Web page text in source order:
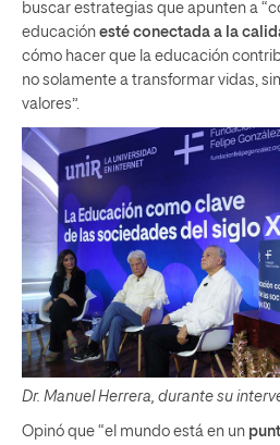
buscar estrategias que apunten a
educación esté conectada a la
cómo hacer que la educación
no solamente a transformar vidas,
valores”.
Dr. Manuel Herrera, durante su
Opinó que “el mundo está en un